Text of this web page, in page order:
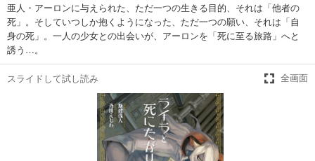
亜人・アーロンに与えられた、ただ一つの生きる目的、それは「他者の
死」。そしていつしか抱くようになった、ただ一つの願い、それは「自
身の死」。一人の少女との出会いが、アーロンを「死に至る旅路」へと
誘う…。
スライドして試し読み 全画面